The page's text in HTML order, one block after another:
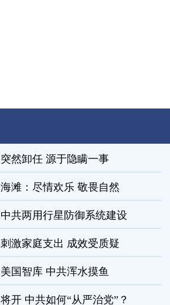
然卸任 源于隐瞒一事
滩：尽情欢乐 敬畏自然
中共两用行星防御系统建设
激家庭支出 成效受质疑
国智库 中共浑水摸鱼
开 中共如何“从严治党”？